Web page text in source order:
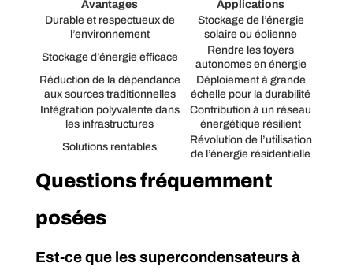
Avantages
Applications
Durable et respectueux de
l’environnement
Stockage de l’énergie
solaire ou éolienne
Stockage d’énergie efficace
Rendre les foyers
autonomes en énergie
Réduction de la dépendance
aux sources traditionnelles
Déploiement à grande
échelle pour la durabilité
Intégration polyvalente dans
les infrastructures
Contribution à un réseau
énergétique résilient
Solutions rentables
Révolution de l’utilisation
de l’énergie résidentielle
Questions fréquemment
posées
Est-ce que les supercondensateurs à